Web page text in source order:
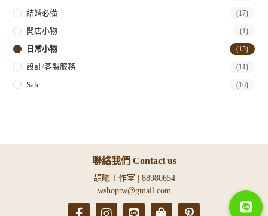
結婚必備 (17)
開店小物 (1)
日常小物 (15)
設計/客製服務 (11)
Sale (16)
聯絡我們 Contact us
頡曦工作室 | 88980654
wshoptw@gmail.com